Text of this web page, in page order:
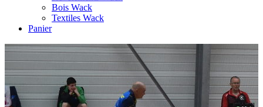
Bois Wack
Textiles Wack
Panier